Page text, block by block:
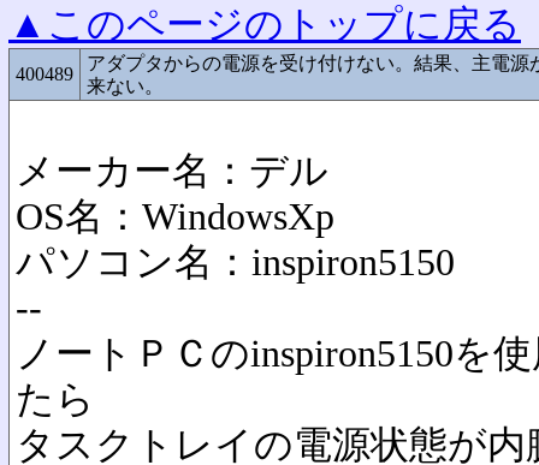
▲このページのトップに戻る
400489
アダプタからの電源を受け付けない。結果、主電源
来ない。
メーカー名：デル
OS名：WindowsXp
パソコン名：inspiron5150
--
ノートＰＣのinspiron5150を
たら
タスクトレイの電源状態が